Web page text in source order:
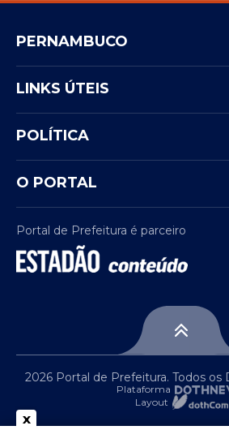
estudantes.
Com a continuidade do
ampliação do público
participar nos próximos
a integração entre
município.
PERNAMBUCO
LINKS ÚTEIS
POLÍTICA
O PORTAL
Portal de Prefeitura é parceiro
2026 Portal de Prefeitura. Todos os
Plataforma
Layout
x